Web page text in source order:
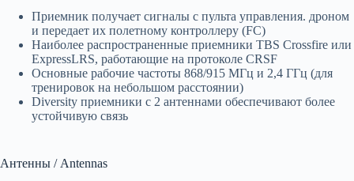
Приемник получает сигналы с пульта управления. дроном
и передает их полетному контроллеру (FC)
Наиболее распространенные приемники TBS Crossfire или
ExpressLRS, работающие на протоколе CRSF
Основные рабочие частоты 868/915 МГц и 2,4 ГГц (для
тренировок на небольшом расстоянии)
Diversity приемники с 2 антеннами обеспечивают более
устойчивую связь
Антенны / Antennas